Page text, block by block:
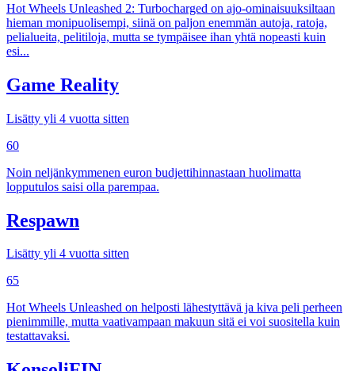
Hot Wheels Unleashed 2: Turbocharged on ajo-ominaisuuksiltaan
hieman monipuolisempi, siinä on paljon enemmän autoja, ratoja,
pelialueita, pelitiloja, mutta se tympäisee ihan yhtä nopeasti kuin
esi...
Game Reality
Lisätty yli 4 vuotta sitten
60
Noin neljänkymmenen euron budjettihinnastaan huolimatta
lopputulos saisi olla parempaa.
Respawn
Lisätty yli 4 vuotta sitten
65
Hot Wheels Unleashed on helposti lähestyttävä ja kiva peli perheen
pienimmille, mutta vaativampaan makuun sitä ei voi suositella kuin
testattavaksi.